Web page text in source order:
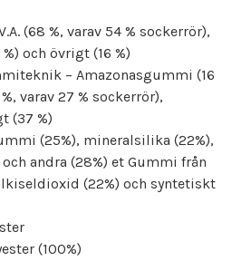
(68 %, varav 54 % sockerrör),
och övrigt (16 %)
– Amazonasgummi (16
varav 27 % sockerrör),
(37 %)
(25%), mineralsilika (22%),
andra (28%) et Gummi från
(22%) och syntetiskt
(100%)